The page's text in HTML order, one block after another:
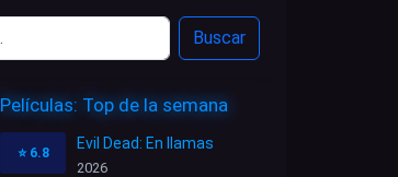
Buscar
Películas: Top de la semana
⭐ 6.8
Evil Dead: En llamas
2026